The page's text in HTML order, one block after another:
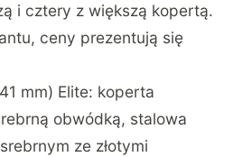
i cztery z większą kopertą.
ceny prezentują się
mm) Elite: koperta
obwódką, stalowa
ze złotymi